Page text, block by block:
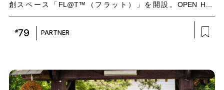
創スペース「FL@T™（フラット）」を開設。OPEN HUB
Windowをはじめとするさまざまな最新ICTツールを導入し、次世
代ワークプレイスの実証を進めています。
の未来について話を聞きました。
#79 PARTNER